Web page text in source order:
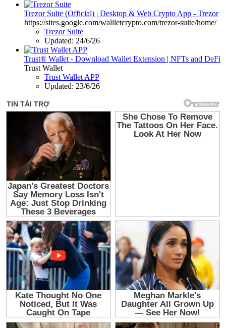
Trezor Suite (Official) | Desktop & Web Crypto App - Trezor
https://sites.google.com/wallletcrypto.com/trezor-suite/home/
Trezor Suite
Updated: 24/6/26
Trust® Wallet - Download Wallet Extension | NFTs and DeFi
Trust Wallet
Trust Wallet APP
Updated: 23/6/26